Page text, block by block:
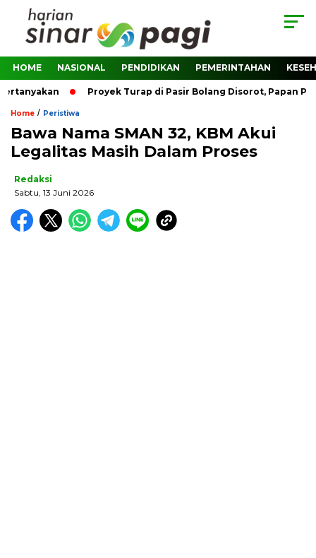
HOME NASIONAL PENDIDIKAN PEMERINTAHAN
Proyek Turap di Pasir Bolang Disorot, Papan
Home / Peristiwa
Bawa Nama SMAN 32, KBM Akui
Legalitas Masih Dalam Proses
Redaksi
Sabtu, 13 Juni 2026